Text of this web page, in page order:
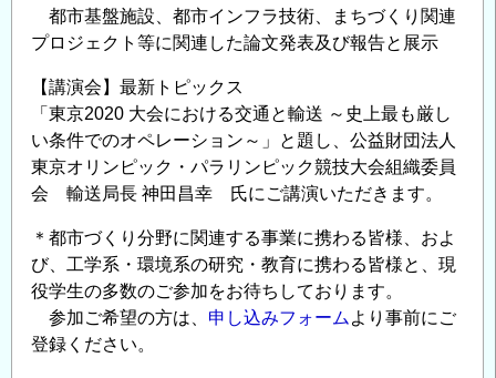
示
会
催
の
ご
案
内
＜
CPD
単
位
取
都市基盤施設、都市インフラ技術、まちづくり関連
プロジェクト等に関連した論文発表及び報告と展示
【講演会】最新トピックス
「東京2020 大会における交通と輸送 ～史上最も厳し
い条件でのオペレーション～」と題し、公益財団法人
東京オリンピック・パラリンピック競技大会組織委員
会 輸送局長 神田昌幸 氏にご講演いただきます。
＊都市づくり分野に関連する事業に携わる皆様、およ
び、工学系・環境系の研究・教育に携わる皆様と、現
役学生の多数のご参加をお待ちしております。
参加ご希望の方は、 申し込みフォーム より事前にご
登録ください。